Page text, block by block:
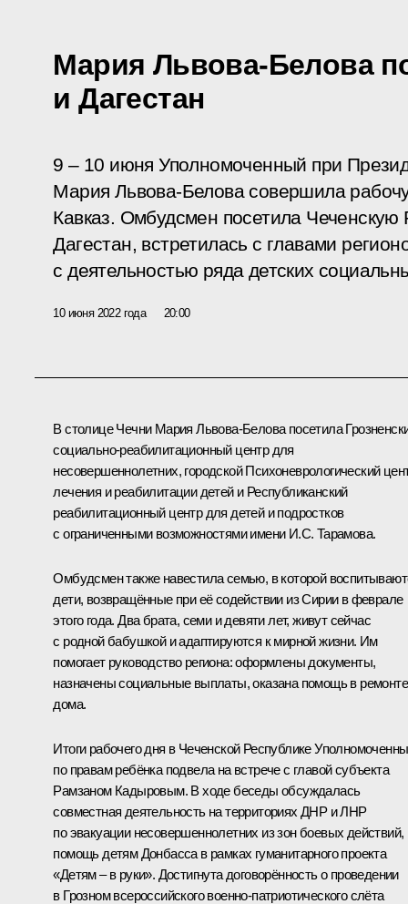
Мария Львова-Белова
и Дагестан
9 – 10 июня Уполномоченный при
Мария Львова-Белова совершила
Кавказ. Омбудсмен посетила Чеченскую
Дагестан, встретилась с главами
с деятельностью ряда детских
10 июня 2022 года 20:00
В столице Чечни Мария Львова-Беловапосетила
социально-реабилитационный центр для
несовершеннолетних, городской Психоневрологический
лечения и реабилитации детей и Республиканский
реабилитационный центр для детей и подростков
с ограниченными возможностями имени И.С. Тарамова.
Омбудсмен также навестила семью, в которой
дети, возвращённые при её содействии из Сирии в феврале
этого года. Два брата, семи и девяти лет, живут сейчас
с родной бабушкой и адаптируются к мирной жизни. Им
помогает руководство региона: оформлены документы,
назначены социальные выплаты, оказана помощь в ремонте
дома.
Итоги рабочего дня в Чеченской Республике
по правам ребёнка подвела на встрече с главой субъекта
Рамзаном Кадыровым. В ходе беседы обсуждалась
совместная деятельность на территориях ДНР и ЛНР
по эвакуации несовершеннолетних из зон боевых действий,
помощь детям Донбасса в рамках гуманитарного проекта
«Детям – в руки». Достигнута договорённость о проведении
в Грозном всероссийского военно-патриотического слёта